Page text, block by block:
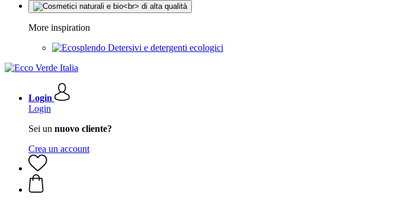
More inspiration
Detersivi e detergenti ecologici
Login
Login
Sei un nuovo cliente?
Crea un account